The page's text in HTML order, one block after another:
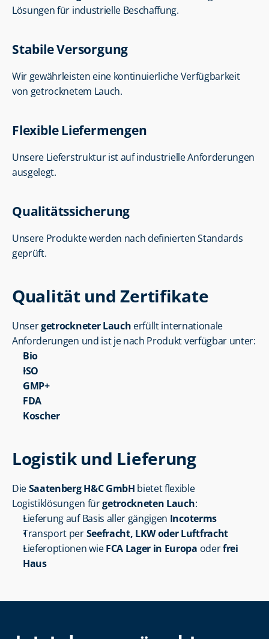
Lösungen für industrielle Beschaffung.
Stabile Versorgung
Wir gewährleisten eine kontinuierliche Verfügbarkeit
von getrocknetem Lauch.
Flexible Liefermengen
Unsere Lieferstruktur ist auf industrielle Anforderungen
ausgelegt.
Qualitätssicherung
Unsere Produkte werden nach definierten Standards
geprüft.
Qualität und Zertifikate
Unser getrockneter Lauch erfüllt internationale
Anforderungen und ist je nach Produkt verfügbar unter:
Bio
ISO
GMP+
FDA
Koscher
Logistik und Lieferung
Die Saatenberg H&C GmbH bietet flexible
Logistiklösungen für getrockneten Lauch:
Lieferung auf Basis aller gängigen Incoterms
Transport per Seefracht, LKW oder Luftfracht
Lieferoptionen wie FCA Lager in Europa oder frei
Haus